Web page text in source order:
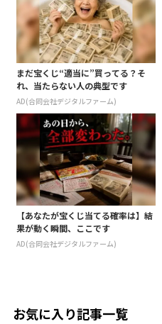
まだ宝くじ“適当に”買ってる？そ
れ、当たらない人の典型です
AD(合同会社デジタルファーム)
【あなたが宝くじ当てる確率は】結
果が動く瞬間、ここです
AD(合同会社デジタルファーム)
お気に入り記事一覧